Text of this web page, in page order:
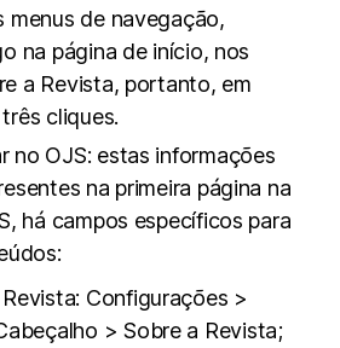
menus de navegação,
na página de início, nos
a Revista, portanto, em
cliques.
no OJS: estas informações
na primeira página na
há campos específicos para
Configurações >
> Sobre a Revista;